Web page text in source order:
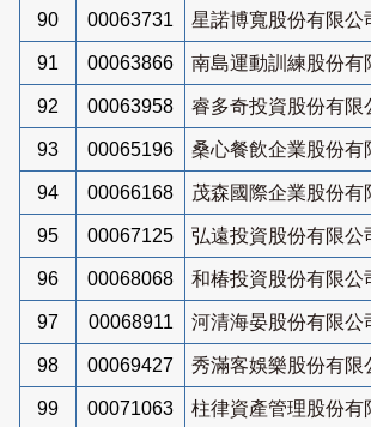
90 00063731 星諾博寬股份有限公
91 00063866 南島運動訓練股份有
92 00063958 睿多奇投資股份有限
93 00065196 桑心餐飲企業股份有
94 00066168 茂森國際企業股份有
95 00067125 弘遠投資股份有限公
96 00068068 和椿投資股份有限公
97 00068911 河清海晏股份有限公
98 00069427 秀滿客娛樂股份有限
99 00071063 柱律資產管理股份有